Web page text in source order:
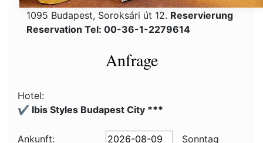
1095 Budapest, Soroksári út 12. Reservierung
Reservation Tel: 00-36-1-2279614
Anfrage
Hotel:
✔️ Ibis Styles Budapest City ***
Ankunft: Sonntag